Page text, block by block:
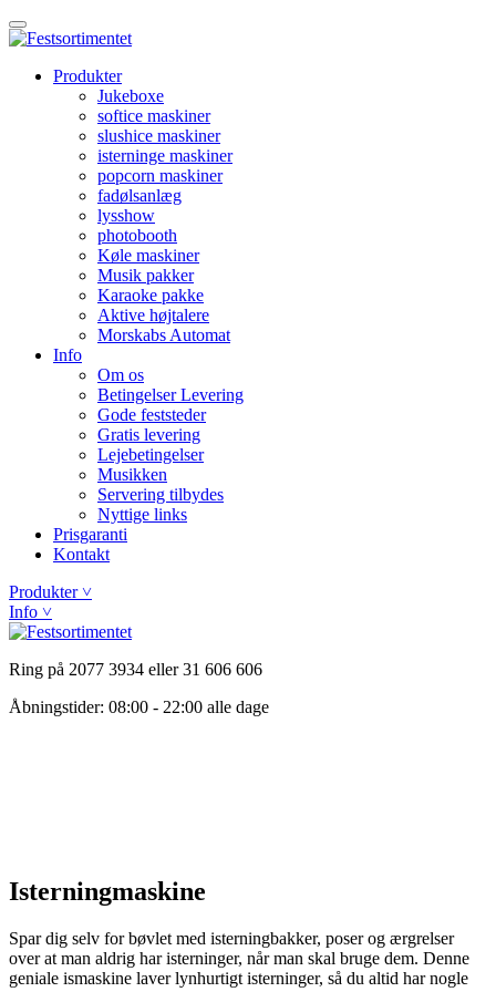
Produkter
Jukeboxe
softice maskiner
slushice maskiner
isterninge maskiner
popcorn maskiner
fadølsanlæg
lysshow
photobooth
Køle maskiner
Musik pakker
Karaoke pakke
Aktive højtalere
Morskabs Automat
Info
Om os
Betingelser Levering
Gode feststeder
Gratis levering
Lejebetingelser
Musikken
Servering tilbydes
Nyttige links
Prisgaranti
Kontakt
Produkter ˅
Info ˅
Ring på 2077 3934 eller 31 606 606
Åbningstider: 08:00 - 22:00 alle dage
Isterningmaskine
Spar dig selv for bøvlet med isterningbakker, poser og ærgrelser
over at man aldrig har isterninger, når man skal bruge dem. Denne
geniale ismaskine laver lynhurtigt isterninger, så du altid har nogle